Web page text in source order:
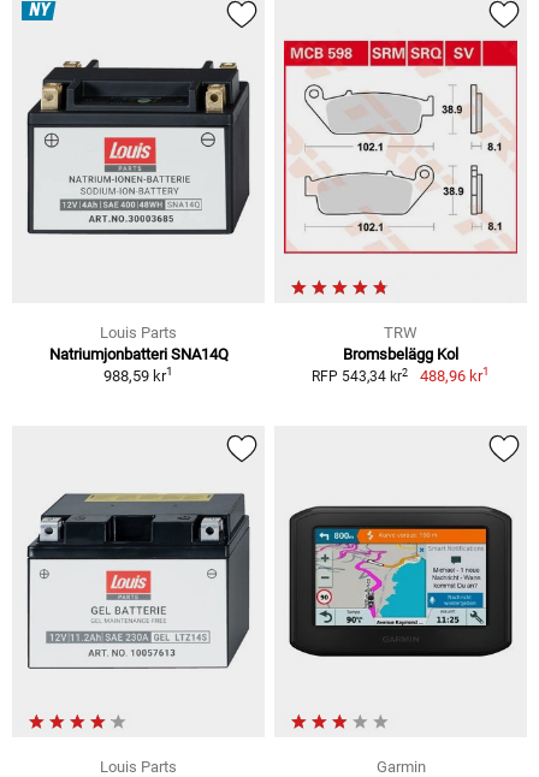
NY
Louis Parts
Natriumjonbatteri SNA14Q
988,59 kr1
TRW
Bromsbelägg Kol
RFP 543,34 kr2 488,96 kr1
Louis Parts
Garmin